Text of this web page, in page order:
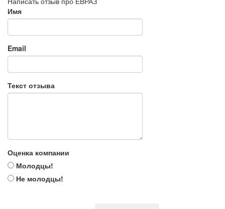
Имя
Email
Текст отзыва
Оценка компании
Молодцы!
Не молодцы!